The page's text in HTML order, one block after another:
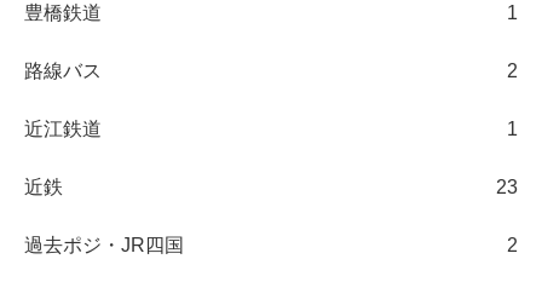
豊橋鉄道 1
路線バス 2
近江鉄道 1
近鉄 23
過去ポジ・JR四国 2